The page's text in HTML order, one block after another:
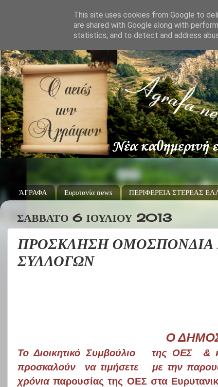
ΆΓΡΑΦΑ Ευρυτανία news ΠΕΡΙΦΕΡΕΙΑ ΣΤΕΡΕΑΣ
ΣΆΒΒΑΤΟ 6 ΙΟΥΛΊΟΥ 2013
ΠΡΟΣΚΛΗΣΗ ΟΜΟΣΠΟΝΔΙΑ
ΣΥΛΛΟΓΩΝ
Ο
Το Διοικητικό Συμβούλιο της ΟΕΣ
&
προσκαλούν
να τιμήσετε
με την
χρόνιαπαρουσίας της ΟΕΣ στα
This site uses cookies from Google to
are shared with Google along with
statistics, and to detect and address